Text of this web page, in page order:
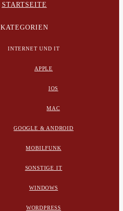
STARTSEITE
KATEGORIEN
INTERNET UND IT
APPLE
IOS
MAC
GOOGLE & ANDROID
MOBILFUNK
SONSTIGE IT
WINDOWS
WORDPRESS